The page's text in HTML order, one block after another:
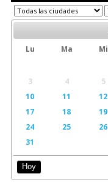
Lu Ma Mi
3
4 5
10
11 12
17
18 19
24
25 26
31
Hoy